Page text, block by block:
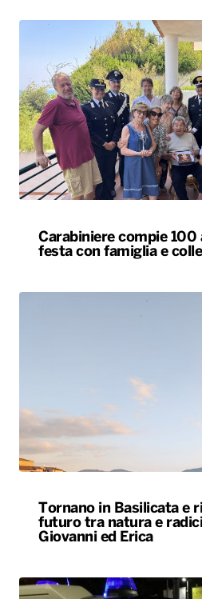
Carabiniere compie 100
festa con famiglia e
Tornano in Basilicata e
futuro tra natura e
Giovanni ed Erica